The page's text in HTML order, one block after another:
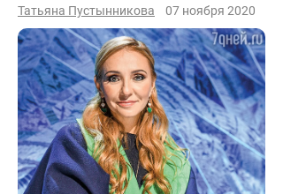
Татьяна Пустынникова 07 ноября 2020